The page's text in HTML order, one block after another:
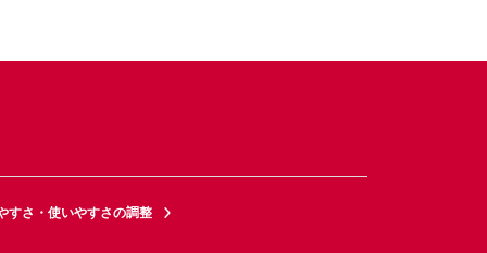
すさ・使いやすさの調整